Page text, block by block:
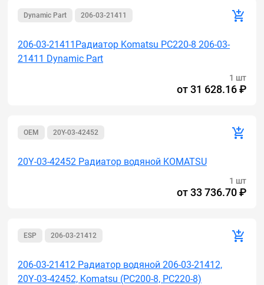
Dynamic Part 206-03-21411
206-03-21411Радиатор Komatsu PC220-8 206-03-
21411 Dynamic Part
1 шт
от31 628.16 ₽
OEM 20Y-03-42452
20Y-03-42452 Радиатор водяной KOMATSU
1 шт
от33 736.70 ₽
ESP 206-03-21412
206-03-21412 Радиатор водяной 206-03-21412,
20Y-03-42452, Komatsu (PC200-8, PC220-8)